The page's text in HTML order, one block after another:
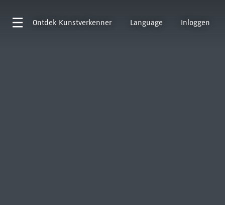
Ontdek Kunstverkenner Language Inloggen